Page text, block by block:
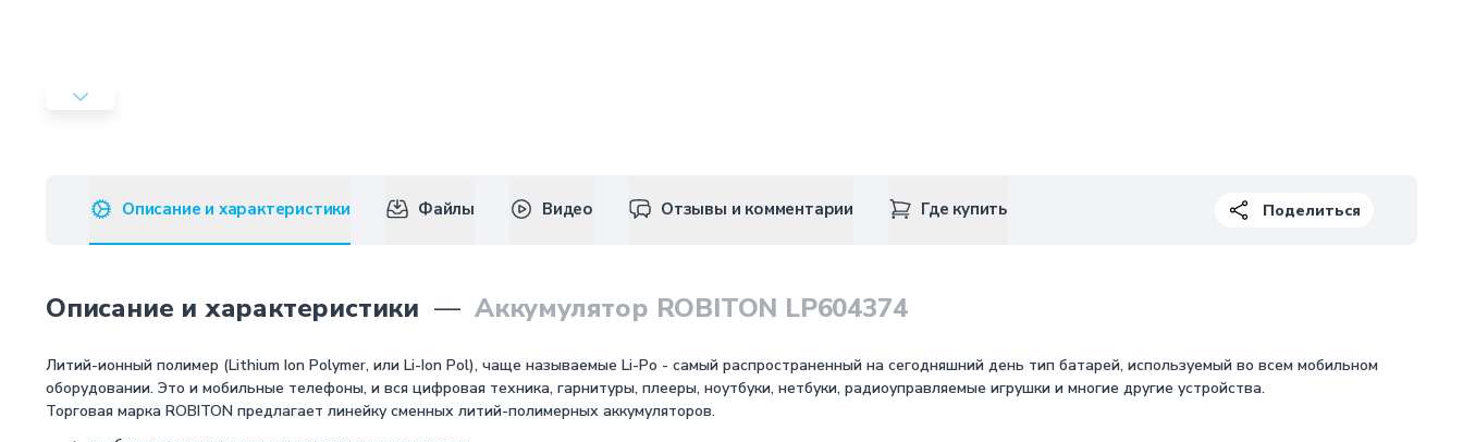
Описание и характеристики Файлы Видео Отзывы и комментарии Где купить Поделиться
Описание и характеристики — Аккумулятор ROBITON LP604374
Литий-ионный полимер (Lithium Ion Polymer, или Li-Ion Pol), чаще называемые Li-Po - самый распространенный на сегодняшний день тип батарей, используемый во всем мобильном
оборудовании. Это и мобильные телефоны, и вся цифровая техника, гарнитуры, плееры, ноутбуки, нетбуки, радиоуправляемые игрушки и многие другие устройства.
Торговая марка ROBITON предлагает линейку сменных литий-полимерных аккумуляторов.